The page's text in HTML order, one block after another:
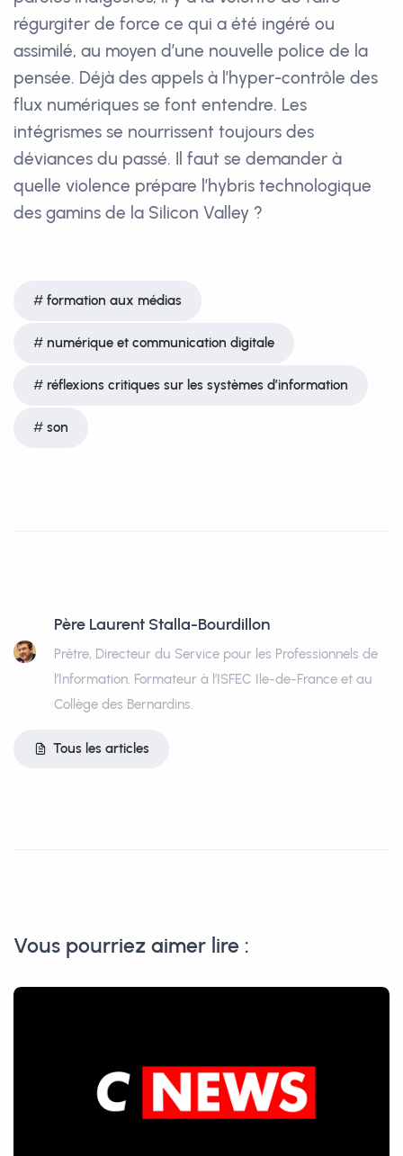
régurgiter de force ce qui a été ingéré ou
assimilé, au moyen d’une nouvelle police de la
pensée. Déjà des appels à l’hyper-contrôle des
flux numériques se font entendre. Les
intégrismes se nourrissent toujours des
déviances du passé. Il faut se demander à
quelle violence prépare l’hybris technologique
des gamins de la Silicon Valley ?
formation aux médias
numérique et communication digitale
réflexions critiques sur les systèmes d’information
son
Père Laurent Stalla-Bourdillon
Prêtre, Directeur du Service pour les Professionnels de
l’Information. Formateur à l’ISFEC Ile-de-France et au
Collège des Bernardins.
Tous les articles
Vous pourriez aimer lire :